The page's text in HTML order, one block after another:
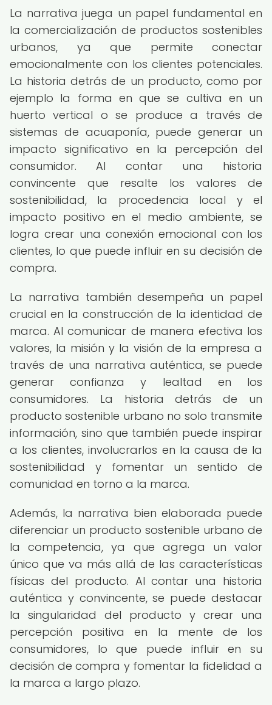
La narrativa juega un papel fundamental en
la comercialización de productos sostenibles
urbanos, ya que permite conectar
emocionalmente con los clientes potenciales.
La historia detrás de un producto, como por
ejemplo la forma en que se cultiva en un
huerto vertical o se produce a través de
sistemas de acuaponía, puede generar un
impacto significativo en la percepción del
consumidor. Al contar una historia
convincente que resalte los valores de
sostenibilidad, la procedencia local y el
impacto positivo en el medio ambiente, se
logra crear una conexión emocional con los
clientes, lo que puede influir en su decisión de
compra.
La narrativa también desempeña un papel
crucial en la construcción de la identidad de
marca. Al comunicar de manera efectiva los
valores, la misión y la visión de la empresa a
través de una narrativa auténtica, se puede
generar confianza y lealtad en los
consumidores. La historia detrás de un
producto sostenible urbano no solo transmite
información, sino que también puede inspirar
a los clientes, involucrarlos en la causa de la
sostenibilidad y fomentar un sentido de
comunidad en torno a la marca.
Además, la narrativa bien elaborada puede
diferenciar un producto sostenible urbano de
la competencia, ya que agrega un valor
único que va más allá de las características
físicas del producto. Al contar una historia
auténtica y convincente, se puede destacar
la singularidad del producto y crear una
percepción positiva en la mente de los
consumidores, lo que puede influir en su
decisión de compra y fomentar la fidelidad a
la marca a largo plazo.